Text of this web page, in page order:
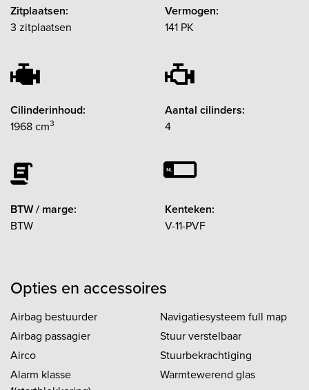
Zitplaatsen:
3 zitplaatsen
Vermogen:
141 PK
Cilinderinhoud:
1968 cm3
Aantal cilinders:
4
BTW / marge:
BTW
Kenteken:
V-11-PVF
Opties en accessoires
Airbag bestuurder
Airbag passagier
Airco
Alarm klasse
Navigatiesysteem full map
Stuur verstelbaar
Stuurbekrachtiging
Warmtewerend glas